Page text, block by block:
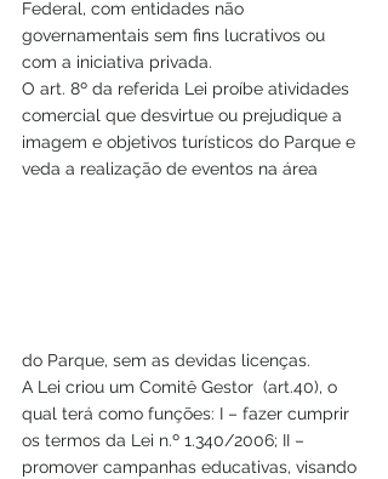
Federal, com entidades não
governamentais sem fins lucrativos ou
com a iniciativa privada.
O art. 8º da referida Lei proíbe atividades
comercial que desvirtue ou prejudique a
imagem e objetivos turísticos do Parque e
veda a realização de eventos na área
do Parque, sem as devidas licenças.
A Lei criou um Comitê Gestor  (art.40), o
qual terá como funções: I – fazer cumprir
os termos da Lei n.º 1.340/2006; II –
promover campanhas educativas, visando